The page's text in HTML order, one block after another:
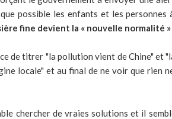
possible les enfants et les personnes
fine devient la « nouvelle normalité
de titrer "la pollution vient de Chine" et
locale" et au final de ne voir que rien
chercher de vraies solutions et il